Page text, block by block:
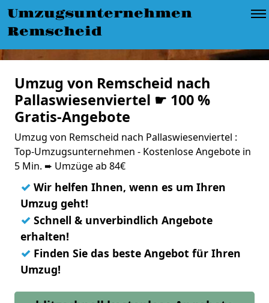
Umzugsunternehmen
Remscheid
Umzug von Remscheid nach
Pallaswiesenviertel ☛ 100 %
Gratis-Angebote
Umzug von Remscheid nach Pallaswiesenviertel :
Top-Umzugsunternehmen - Kostenlose Angebote in
5 Min. ➨ Umzüge ab 84€
✓ Wir helfen Ihnen, wenn es um Ihren
Umzug geht!
✓ Schnell & unverbindlich Angebote
erhalten!
✓ Finden Sie das beste Angebot für Ihren
Umzug!